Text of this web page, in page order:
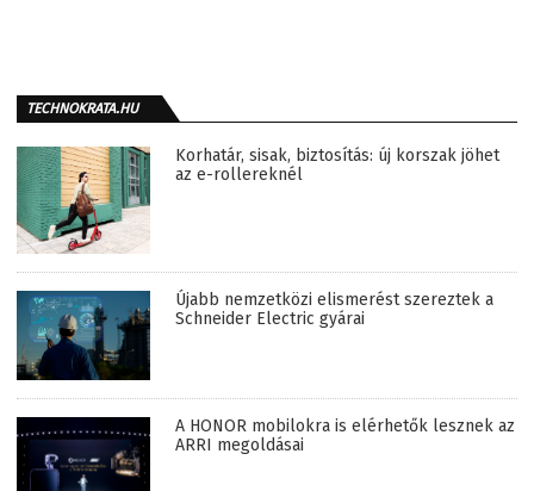
TECHNOKRATA.HU
Korhatár, sisak, biztosítás: új korszak jöhet
az e-rollereknél
Újabb nemzetközi elismerést szereztek a
Schneider Electric gyárai
A HONOR mobilokra is elérhetők lesznek az
ARRI megoldásai